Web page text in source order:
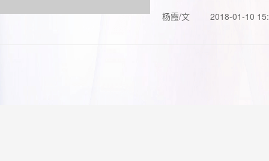
杨霞/文
2018-01-10